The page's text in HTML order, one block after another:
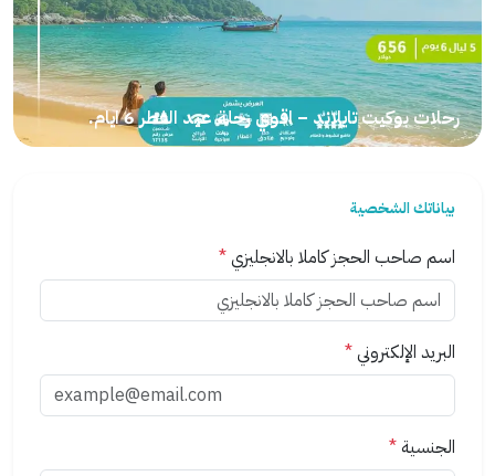
رحلات بوكيت تايلاند – اقوي رحلة عيد الفطر 6 ايام.
بياناتك الشخصية
اسم صاحب الحجز كاملا بالانجليزي*
البريد الإلكتروني*
الجنسية *